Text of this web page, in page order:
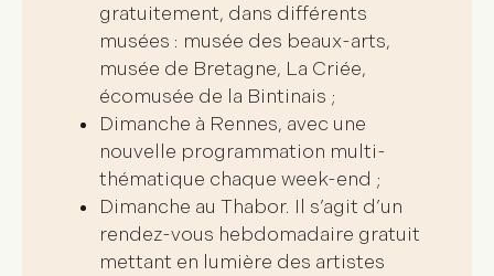
gratuitement, dans différents
musées : musée des beaux-arts,
musée de Bretagne, La Criée,
écomusée de la Bintinais ;
Dimanche à Rennes, avec une
nouvelle programmation multi-
thématique chaque week-end ;
Dimanche au Thabor. Il s’agit d’un
rendez-vous hebdomadaire gratuit
mettant en lumière des artistes